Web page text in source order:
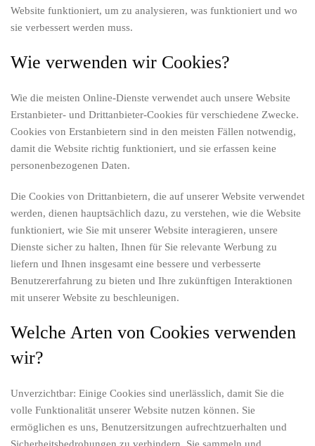
Website funktioniert, um zu analysieren, was funktioniert und wo
sie verbessert werden muss.
Wie verwenden wir Cookies?
Wie die meisten Online-Dienste verwendet auch unsere Website
Erstanbieter- und Drittanbieter-Cookies für verschiedene Zwecke.
Cookies von Erstanbietern sind in den meisten Fällen notwendig,
damit die Website richtig funktioniert, und sie erfassen keine
personenbezogenen Daten.
Die Cookies von Drittanbietern, die auf unserer Website verwendet
werden, dienen hauptsächlich dazu, zu verstehen, wie die Website
funktioniert, wie Sie mit unserer Website interagieren, unsere
Dienste sicher zu halten, Ihnen für Sie relevante Werbung zu
liefern und Ihnen insgesamt eine bessere und verbesserte
Benutzererfahrung zu bieten und Ihre zukünftigen Interaktionen
mit unserer Website zu beschleunigen.
Welche Arten von Cookies verwenden
wir?
Unverzichtbar: Einige Cookies sind unerlässlich, damit Sie die
volle Funktionalität unserer Website nutzen können. Sie
ermöglichen es uns, Benutzersitzungen aufrechtzuerhalten und